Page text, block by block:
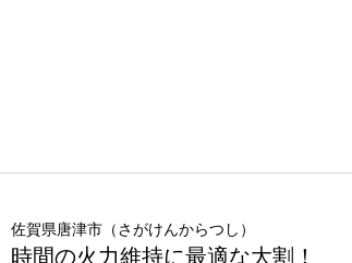
佐賀県唐津市 （さがけんからつし ）
時間の火力維持に最適な大割！